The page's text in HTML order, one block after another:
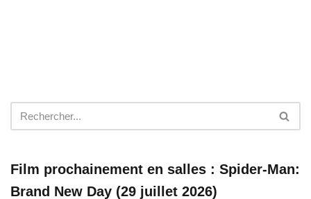
Film prochainement en salles : Spider-Man:
Brand New Day (29 juillet 2026)